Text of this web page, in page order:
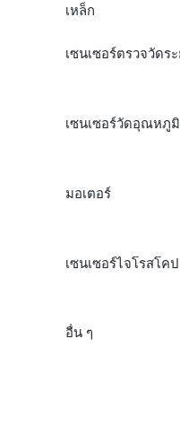
เหล็ก
เซนเซอร์ตรวจวัดร
เซนเซอร์วัดอุณหภู
มอเตอร์
เซนเซอร์ไจโรสโคป
อื่น ๆ